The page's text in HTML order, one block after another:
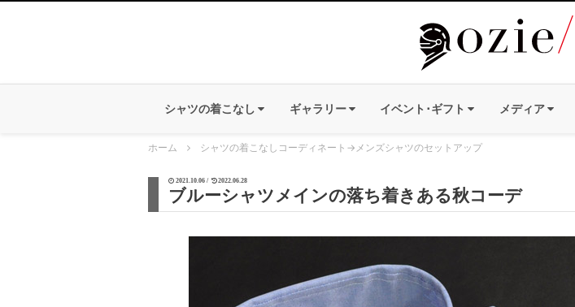
シャツの着こなし ギャラリー イベント･ギフト メディア
ホーム シャツの着こなしコーディネート → メンズシャツのセットアップ
2021.10.06 / 2022.06.28
ブルーシャツメインの落ち着きある秋コーデ